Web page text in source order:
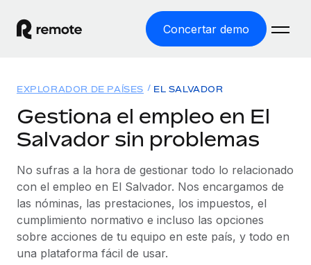
Concertar demo
EMPLEO GLOBAL
Nómina global
Gestiona las nóminas de forma sencilla y conforme a la
legalidad.
Employer of Record
Expándete en todo el mundo sin gastar en entidades.
Soluciones
COBERTURA MUNDIAL
Explorador de países
Consulta el soporte del empleo global según el país.
Explorador estatal de EE. UU.
Simplifica la contratación en todos los estados de EE.
Recursos
HERRAMIENTAS Y CALCULADORAS
Calculadora del riesgo de clasificación errónea
Consulta el riesgo de clasificación errónea por país.
Precios
EXPLORADOR DE PAÍSES EL SALVADOR
Gestiona el empleo en El
Salvador sin problemas
No sufras a la hora de gestionar todo lo relacionado
con el empleo en El Salvador. Nos encargamos de
las nóminas, las prestaciones, los impuestos, el
cumplimiento normativo e incluso las opciones
sobre acciones de tu equipo en este país, y todo en
una plataforma fácil de usar.